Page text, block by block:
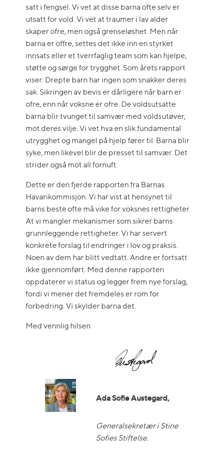
satt i fengsel. Vi vet at disse barna ofte selv er
utsatt for vold. Vi vet at traumer i lav alder
skaper ofre, men også grenseløshet. Men når
barna er offre, settes det ikke inn en styrket
innsats eller et tverrfaglig team som kan hjelpe,
støtte og sørge for trygghet. Som årets rapport
viser: Drepte barn har ingen som snakker deres
sak. Sikringen av bevis er dårligere når barn er
ofre, enn når voksne er ofre. De voldsutsatte
barna blir tvunget til samvær med voldsutøver,
mot deres vilje. Vi vet hva en slik fundamental
utrygghet og mangel på hjelp fører til. Barna blir
syke, men likevel blir de presset til samvær. Det
strider også mot all fornuft.
Dette er den fjerde rapporten fra Barnas
Havarikommisjon. Vi har vist at hensynet til
barns beste ofte må vike for voksnes rettigheter.
At vi mangler mekanismer som sikrer barns
grunnleggende rettigheter. Vi har servert
konkrete forslag til endringer i lov og praksis.
Noen av dem har blitt vedtatt. Andre er fortsatt
ikke gjennomført. Med denne rapporten
oppdaterer vi status og legger frem nye forslag,
fordi vi mener det fremdeles er rom for
forbedring. Vi skylder barna det.
Med vennlig hilsen
Ada Sofie Austegard,
Generalsekretær i Stine
Sofies Stiftelse.